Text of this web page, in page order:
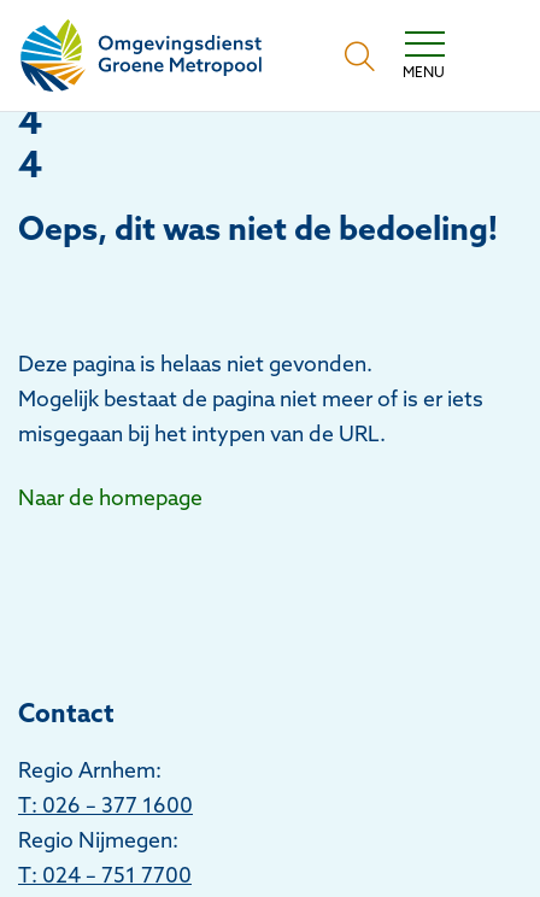
Omgevingsdienst Groene Metropool
MENU
4
4
Oeps, dit was niet de bedoeling!
Deze pagina is helaas niet gevonden.
Mogelijk bestaat de pagina niet meer of is er iets
misgegaan bij het intypen van de URL.
Naar de homepage
Contact
Regio Arnhem:
T: 026 – 377 1600
Regio Nijmegen:
T: 024 – 751 7700